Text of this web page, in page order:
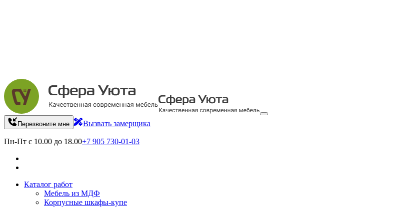
Перезвоните мне Вызвать замерщика
Пн-Пт с 10.00 до 18.00+7 905 730-01-03
Каталог работ
Мебель из МДФ
Корпусные шкафы-купе